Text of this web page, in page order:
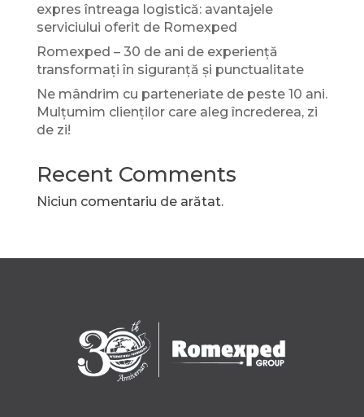
expres întreaga logistică: avantajele
serviciului oferit de Romexped
Romexped – 30 de ani de experiență
transformați în siguranță și punctualitate
Ne mândrim cu parteneriate de peste 10 ani.
Mulțumim clienților care aleg încrederea, zi
de zi!
Recent Comments
Niciun comentariu de arătat.